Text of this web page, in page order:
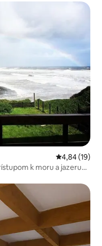
Priemerné
4,84 (19)
k moru a jazeru🌊